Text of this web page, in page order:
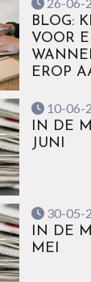
BLOG:
VOOR
EROP
10-06-
IN DE
JUNI
30-05-
IN DE
MEI